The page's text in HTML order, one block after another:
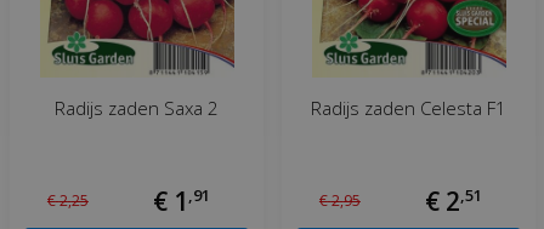
Radijs zaden Saxa 2
€2,25 € 1 91
Radijs zaden Celesta F1
€2,95 € 2 51